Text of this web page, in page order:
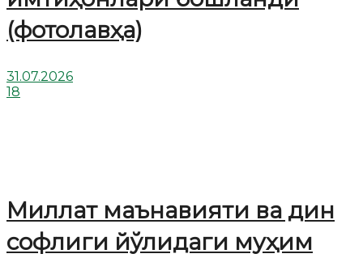
(фотолавҳа)
31.07.2026
18
Миллат маънавияти ва дин
софлиги йўлидаги муҳим